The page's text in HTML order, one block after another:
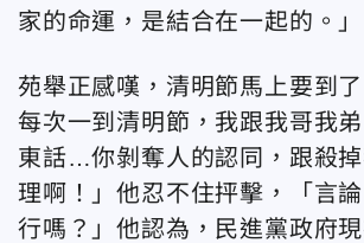
家的命運，是結合在一起的。」
苑舉正感嘆，清明節馬上要到
每次一到清明節，我跟我哥我
東話…你剝奪人的認同，跟殺
理啊！」他忍不住抨擊，「言
行嗎？」他認為，民進黨政府